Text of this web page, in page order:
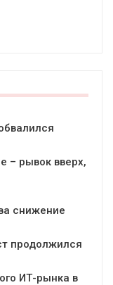
– рывок вверх,
снижение
продолжился
ИТ-рынка в